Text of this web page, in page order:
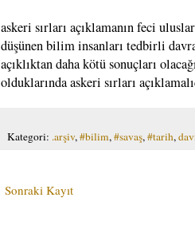
askeri sırları açıklamanın feci
düşünen bilim insanları tedbirli
açıklıktan daha kötü sonuçları
olduklarında askeri sırları
Kategori: .arşiv,#bilim,#savaş,#tarih,
Sonraki Kayıt